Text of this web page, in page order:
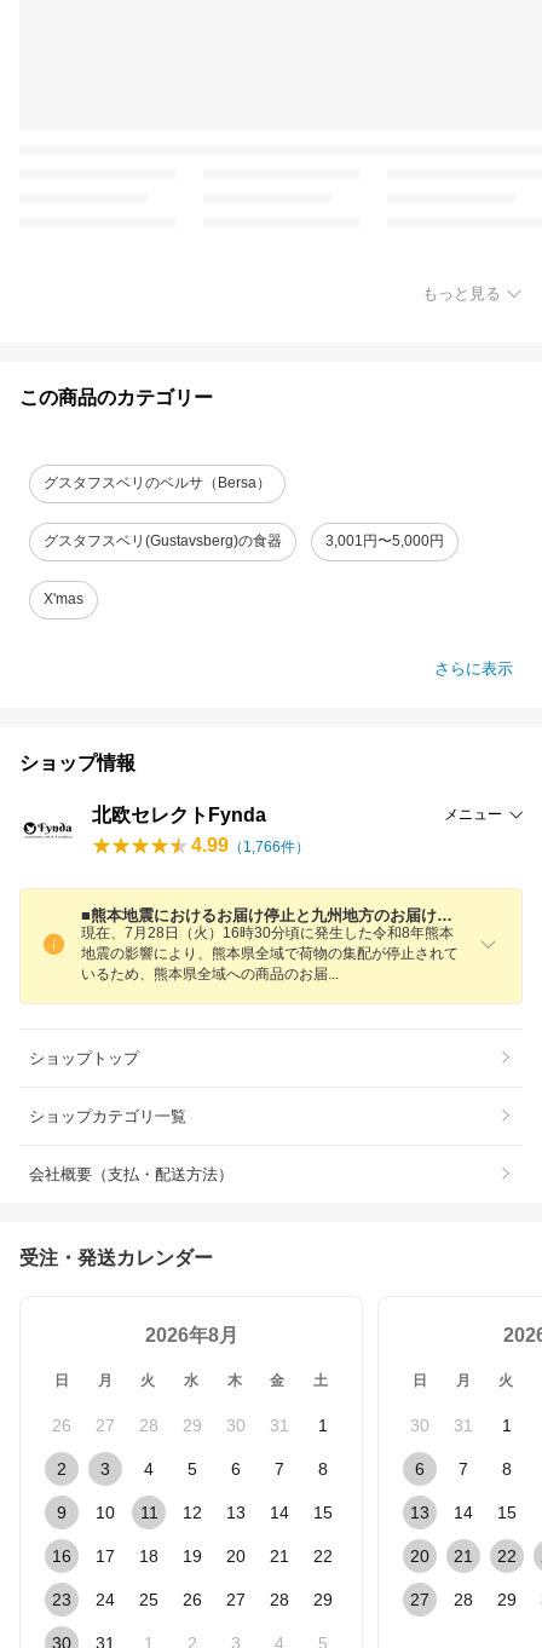
もっと見る
この商品のカテゴリー
グスタフスベリのベルサ（Bersa）
グスタフスベリ(Gustavsberg)の食器 3,001円〜5,000円
X'mas
さらに表示
ショップ情報
北欧セレクトFynda メニュー
4.99 （ 1,766件）
■熊本地震におけるお届け停止と九州地方のお届け遅延について
現在、7月28日（火）16時30分頃に発生した令和8年熊本
地震の影響により、熊本県全域で荷物の集配が停止されて
いるため、熊本県全域への商品のお届
ショップトップ
ショップカテゴリ一覧
会社概要（支払・配送方法）
受注・発送カレンダー
2026年8月
日 月 火 水 木 金 土
26 27 28 29 30 31 1
2 3 4 5 6 7 8
9 10 11 12 13 14 15
16 17 18 19 20 21 22
23 24 25 26 27 28 29
30 31 1 2 3 4 5
日 月 火
30 31 1
6 7 8
13 14 15
20 21 22
27 28 29